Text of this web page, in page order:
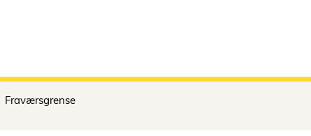
Fraværsgrense